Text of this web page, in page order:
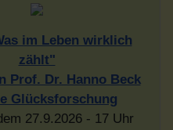
im Leben wirklich
zählt"
Prof. Dr. Hanno Beck
Glücksforschung
27.9.2026 - 17 Uhr